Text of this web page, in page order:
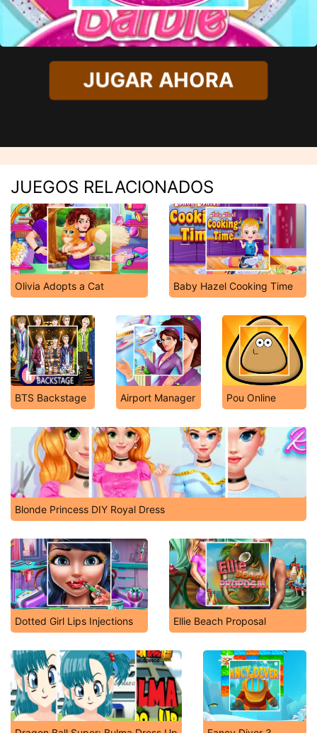
JUGAR AHORA
JUEGOS RELACIONADOS
Olivia Adopts a Cat Baby Hazel Cooking Time
BTS Backstage Airport Manager Pou Online
Blonde Princess DIY Royal Dress
Dotted Girl Lips Injections Ellie Beach Proposal